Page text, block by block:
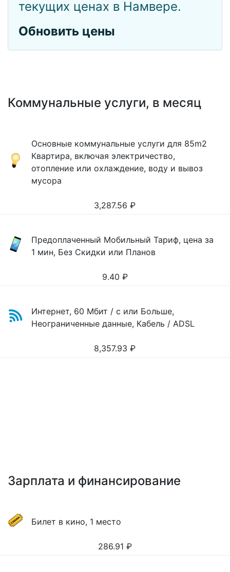
текущих ценах в Намвере.
Обновить цены
Коммунальные услуги, в месяц
Основные коммунальные услуги для 85m2
Квартира, включая электричество,
отопление или охлаждение, воду и вывоз
мусора
3,287.56 ₽
Предоплаченный Мобильный Тариф, цена за
1 мин, Без Скидки или Планов
9.40 ₽
Интернет, 60 Мбит / с или Больше,
Неограниченные данные, Кабель / ADSL
8,357.93 ₽
Зарплата и финансирование
Билет в кино, 1 место
286.91 ₽